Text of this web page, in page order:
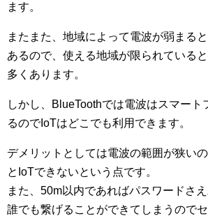
ます。
またまた、地域によって電波が弱まる
あるので、使える地域が限られている
多くあります。
しかし、BlueToothでは電波はスマート
るのでIoTはどこでも利用できます。
デメリットとしては電波の範囲が狭い
とIoTできないという点です。
また、50m以内であればパスワードさ
誰でも繋げることができてしまうので